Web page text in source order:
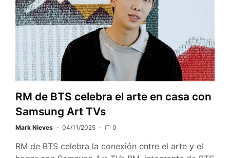
RM de BTS celebra el arte en casa con
Samsung Art TVs
Mark Nieves 04/11/2025 0
RM de BTS celebra la conexión entre el arte y el